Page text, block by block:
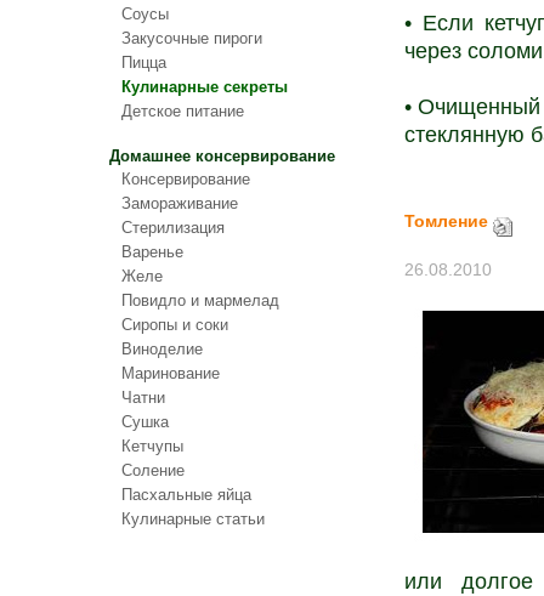
Соусы
Закусочные пироги
Пицца
Кулинарные секреты
Детское питание
Домашнее консервирование
Консервирование
Замораживание
Стерилизация
Варенье
Желе
Повидло и мармелад
Сиропы и соки
Виноделие
Маринование
Чатни
Сушка
Кетчупы
Соление
Пасхальные яйца
Кулинарные статьи
• Если
через
• Очищенный
стеклянную
Томление
26.08.2010
или долгое